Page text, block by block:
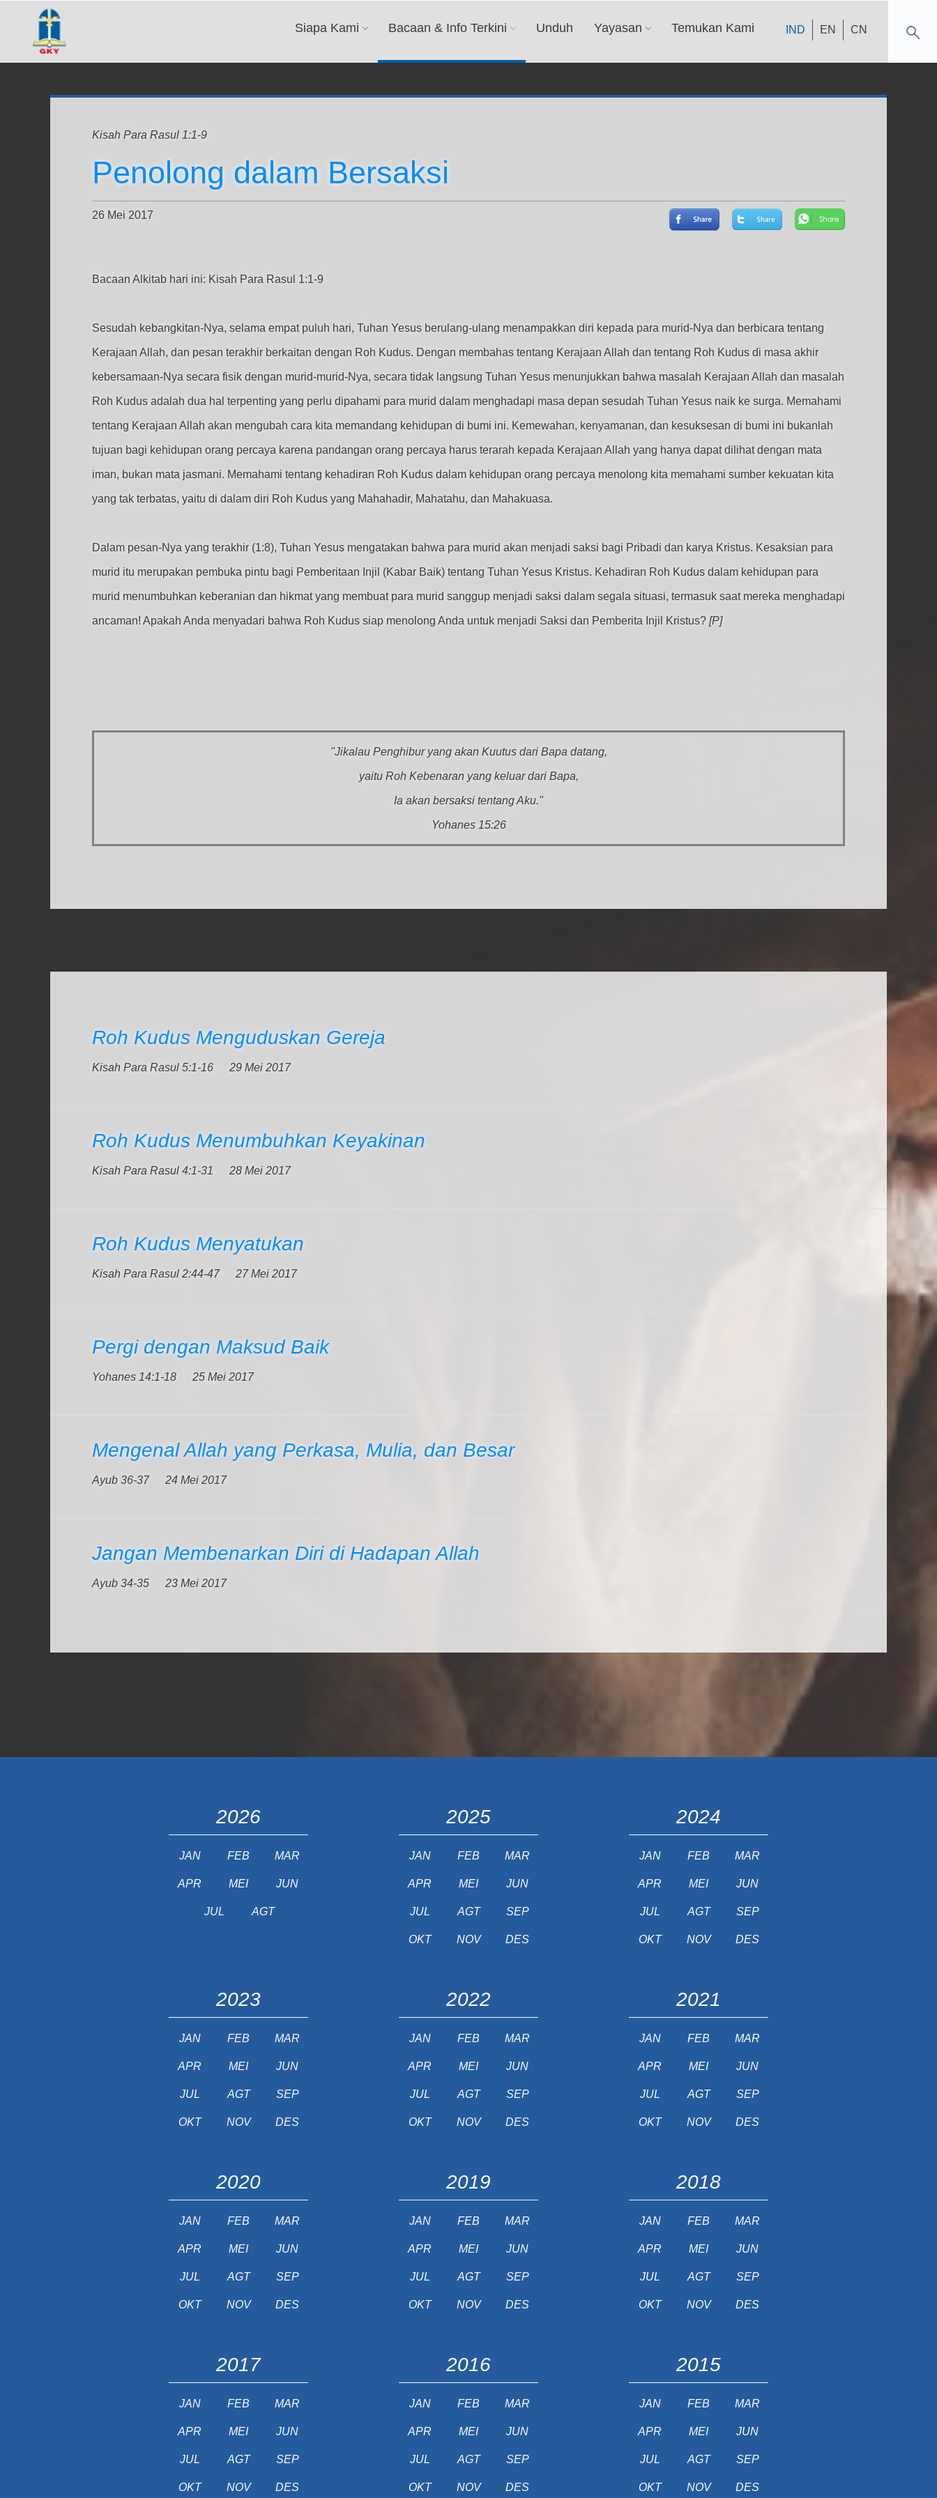
IND EN CN
Siapa Kami Bacaan & Info Terkini Unduh Yayasan Temukan Kami
Kisah Para Rasul 1:1-9
Penolong dalam Bersaksi
26 Mei 2017
Bacaan Alkitab hari ini: Kisah Para Rasul 1:1-9
Sesudah kebangkitan-Nya, selama empat puluh hari, Tuhan Yesus berulang-ulang menampakkan diri kepada para murid-Nya dan berbicara tentang
Kerajaan Allah, dan pesan terakhir berkaitan dengan Roh Kudus. Dengan membahas tentang Kerajaan Allah dan tentang Roh Kudus di masa akhir
kebersamaan-Nya secara fisik dengan murid-murid-Nya, secara tidak langsung Tuhan Yesus menunjukkan bahwa masalah Kerajaan Allah dan masalah
Roh Kudus adalah dua hal terpenting yang perlu dipahami para murid dalam menghadapi masa depan sesudah Tuhan Yesus naik ke surga. Memahami
tentang Kerajaan Allah akan mengubah cara kita memandang kehidupan di bumi ini. Kemewahan, kenyamanan, dan kesuksesan di bumi ini bukanlah
tujuan bagi kehidupan orang percaya karena pandangan orang percaya harus terarah kepada Kerajaan Allah yang hanya dapat dilihat dengan mata
iman, bukan mata jasmani. Memahami tentang kehadiran Roh Kudus dalam kehidupan orang percaya menolong kita memahami sumber kekuatan kita
yang tak terbatas, yaitu di dalam diri Roh Kudus yang Mahahadir, Mahatahu, dan Mahakuasa.
Dalam pesan-Nya yang terakhir (1:8), Tuhan Yesus mengatakan bahwa para murid akan menjadi saksi bagi Pribadi dan karya Kristus. Kesaksian para
murid itu merupakan pembuka pintu bagi Pemberitaan Injil (Kabar Baik) tentang Tuhan Yesus Kristus. Kehadiran Roh Kudus dalam kehidupan para
murid menumbuhkan keberanian dan hikmat yang membuat para murid sanggup menjadi saksi dalam segala situasi, termasuk saat mereka menghadapi
ancaman! Apakah Anda menyadari bahwa Roh Kudus siap menolong Anda untuk menjadi Saksi dan Pemberita Injil Kristus? [P]
"Jikalau Penghibur yang akan Kuutus dari Bapa datang,
yaitu Roh Kebenaran yang keluar dari Bapa,
Ia akan bersaksi tentang Aku."
Yohanes 15:26
Roh Kudus Menguduskan Gereja
Kisah Para Rasul 5:1-16 29 Mei 2017
Roh Kudus Menumbuhkan Keyakinan
Kisah Para Rasul 4:1-31 28 Mei 2017
Roh Kudus Menyatukan
Kisah Para Rasul 2:44-47 27 Mei 2017
Pergi dengan Maksud Baik
Yohanes 14:1-18 25 Mei 2017
Mengenal Allah yang Perkasa, Mulia, dan Besar
Ayub 36-37 24 Mei 2017
Jangan Membenarkan Diri di Hadapan Allah
Ayub 34-35 23 Mei 2017
2026
JAN FEB MAR
APR MEI JUN
JUL AGT
2025
JAN FEB MAR
APR MEI JUN
JUL AGT SEP
OKT NOV DES
2024
JAN FEB MAR
APR MEI JUN
JUL AGT SEP
OKT NOV DES
2023
JAN FEB MAR
APR MEI JUN
JUL AGT SEP
OKT NOV DES
2022
JAN FEB MAR
APR MEI JUN
JUL AGT SEP
OKT NOV DES
2021
JAN FEB MAR
APR MEI JUN
JUL AGT SEP
OKT NOV DES
2020
JAN FEB MAR
APR MEI JUN
JUL AGT SEP
OKT NOV DES
2019
JAN FEB MAR
APR MEI JUN
JUL AGT SEP
OKT NOV DES
2018
JAN FEB MAR
APR MEI JUN
JUL AGT SEP
OKT NOV DES
2017
JAN FEB MAR
APR MEI JUN
JUL AGT SEP
OKT NOV DES
2016
JAN FEB MAR
APR MEI JUN
JUL AGT SEP
OKT NOV DES
2015
JAN FEB MAR
APR MEI JUN
JUL AGT SEP
OKT NOV DES